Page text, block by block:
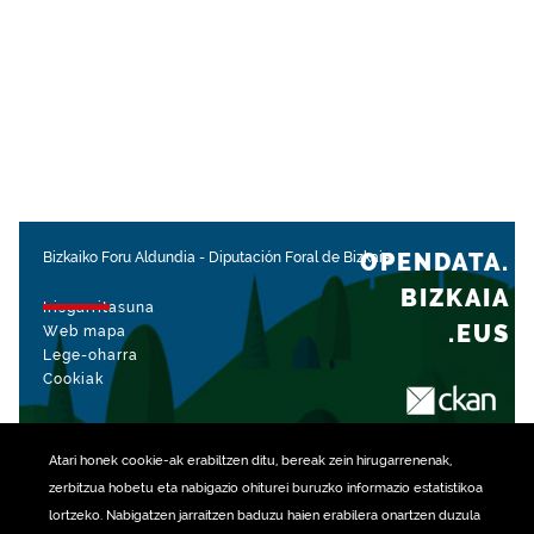
Atari honek cookie-ak erabiltzen ditu, bereak zein hirugarrenenak,
zerbitzua hobetu eta nabigazio ohiturei buruzko informazio estatistikoa
lortzeko. Nabigatzen jarraitzen baduzu haien erabilera onartzen duzula
Bizkaiko Foru Aldundia - Diputación Foral de Bizkaia
Irisgarritasuna
Web mapa
Lege-oharra
Cookiak
OPENDATA.
BIZKAIA
.EUS